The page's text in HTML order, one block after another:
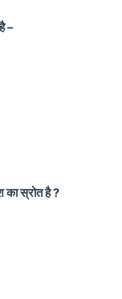
–
का स्रोत है ?